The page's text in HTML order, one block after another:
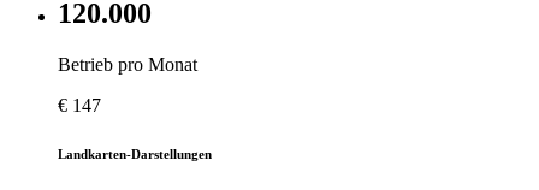
120.000
Betrieb pro Monat
€ 147
Landkarten-Darstellungen